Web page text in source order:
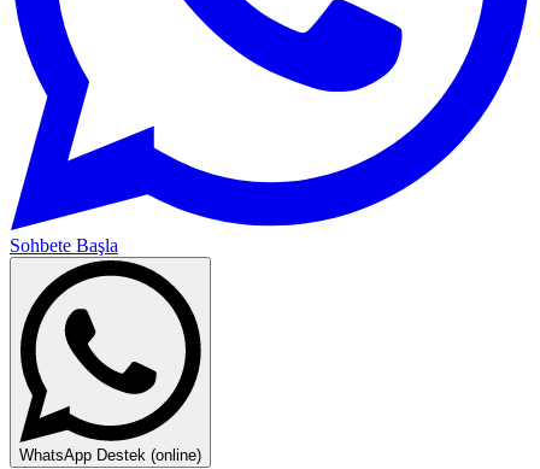
Sohbete Başla
WhatsApp Destek (online)